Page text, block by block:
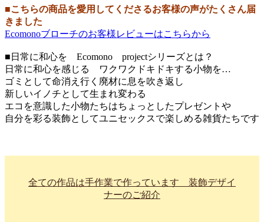
■こちらの商品を愛用してくださるお客様の声がたくさん届
きました
Ecomonoブローチのお客様レビューはこちらから
■日常に和心を Ecomono projectシリーズとは？
日常に和心を感じる ワクワクドキドキする小物を…
ゴミとして命消え行く廃材に息を吹き返し
新しいイノチとして生まれ変わる
エコを意識した小物たちはちょっとしたプレゼントや
自分を彩る装飾としてユニセックスで楽しめる雑貨たちです
全ての作品は手作業で作っています 装飾デザイ
ナーのご紹介